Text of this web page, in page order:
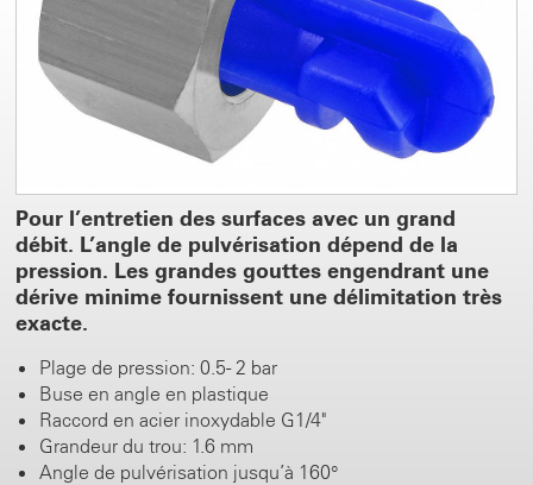
Pour l’entretien des surfaces avec un grand
débit. L’angle de pulvérisation dépend de la
pression. Les grandes gouttes engendrant une
dérive minime fournissent une délimitation très
exacte.
Plage de pression: 0.5 - 2 bar
Buse en angle en plastique
Raccord en acier inoxydable G1/4"
Grandeur du trou: 1.6 mm
Angle de pulvérisation jusqu’à 160°